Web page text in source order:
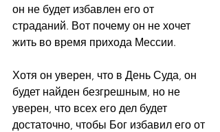
он не будет избавлен его от
страданий. Вот почему он не хочет
жить во время прихода Мессии.
Хотя он уверен, что в День Суда, он
будет найден безгрешным, но не
уверен, что всех его дел будет
достаточно, чтобы Бог избавил его от